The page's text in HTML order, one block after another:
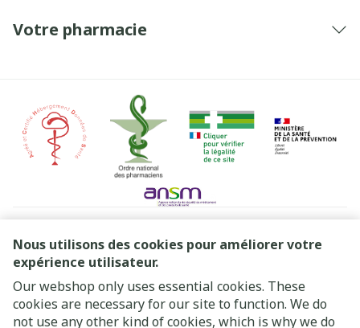
Nous utilisons des cookies pour améliorer votre
expérience utilisateur.
Our webshop only uses essential cookies. These
cookies are necessary for our site to function. We do
not use any other kind of cookies, which is why we do
Votre pharmacie
Liens légaux